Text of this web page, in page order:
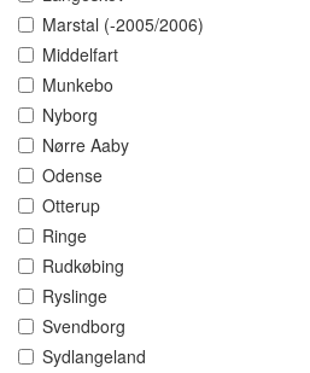
Marstal (-2005/2006)
Middelfart
Munkebo
Nyborg
Nørre Aaby
Odense
Otterup
Ringe
Rudkøbing
Ryslinge
Svendborg
Sydlangeland